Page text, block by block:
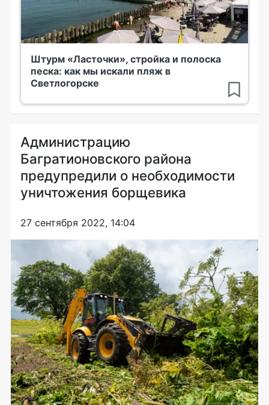
Штурм «Ласточки», стройка и полоска
песка: как мы искали пляж в
Светлогорске
Администрацию
Багратионовского района
предупредили о необходимости
уничтожения борщевика
27 сентября 2022, 14:04